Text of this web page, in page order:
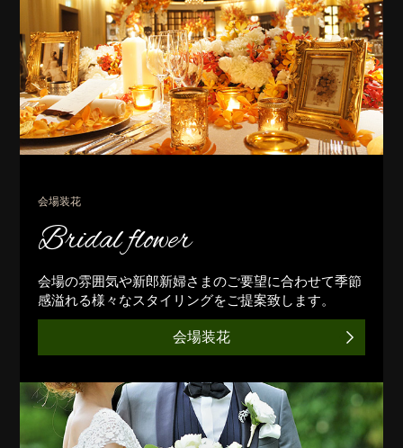
会場装花
Bridal flower
会場の雰囲気や新郎新婦さまのご要望に合わせて季節
感溢れる様々なスタイリングをご提案致します。
会場装花